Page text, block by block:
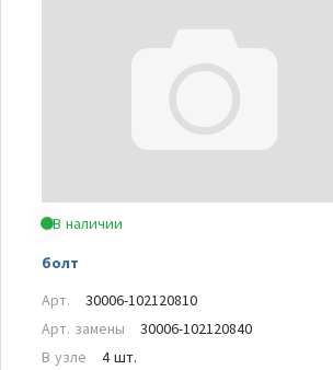
В наличии
болт
Арт.
30006-102120810
Арт. замены
30006-102120840
В узле
4 шт.